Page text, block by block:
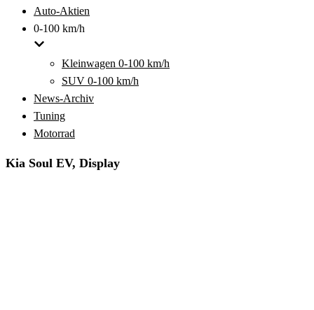
Auto-Aktien
0-100 km/h
Kleinwagen 0-100 km/h
SUV 0-100 km/h
News-Archiv
Tuning
Motorrad
Kia Soul EV, Display